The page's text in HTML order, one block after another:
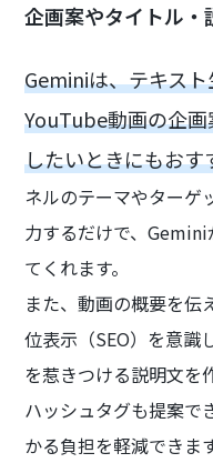
企画案やタイトル・
Geminiは、テキス
YouTube動画の企
したいときにもおす
ネルのテーマやターゲ
力するだけで、
てくれます。
また、動画の概要を伝
位表示（SEO）を意識
を惹きつける説明文を
ハッシュタグも提案で
かる負担を軽減できます